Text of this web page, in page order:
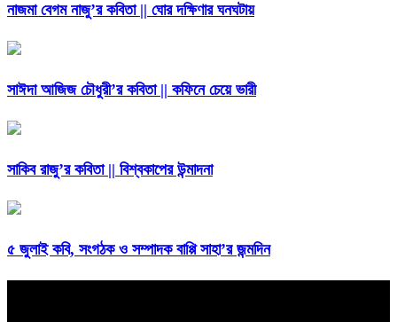
নাজমা বেগম নাজু’র কবিতা || ঘোর দক্ষিণার ঘনঘটায়
সাঈদা আজিজ চৌধুরী’র কবিতা || কফিনে চেয়ে ভারী
সাকিব রাজু’র কবিতা || বিশ্বকাপের উন্মাদনা
৫ জুলাই কবি, সংগঠক ও সম্পাদক বাপ্পি সাহা’র জন্মদিন